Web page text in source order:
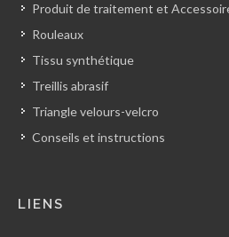
Produit de traitement et
Rouleaux
Tissu synthétique
Treillis abrasif
Triangle velours-velcro
Conseils et instructions
LIENS